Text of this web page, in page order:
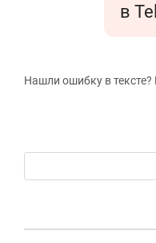
в
Нашли ошибку в